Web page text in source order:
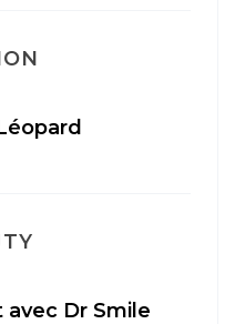
avec Dr Smile